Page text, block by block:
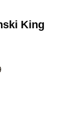
King